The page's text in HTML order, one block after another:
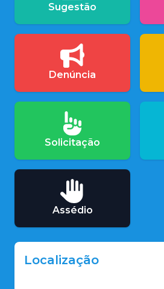
Sugestão
Denúncia
Solicitação
Assédio
Localização